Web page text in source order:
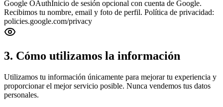
Google OAuthInicio de sesión opcional con cuenta de Google.
Recibimos tu nombre, email y foto de perfil. Política de privacidad:
policies.google.com/privacy
3. Cómo utilizamos la información
Utilizamos tu información únicamente para mejorar tu experiencia y
proporcionar el mejor servicio posible. Nunca vendemos tus datos
personales.